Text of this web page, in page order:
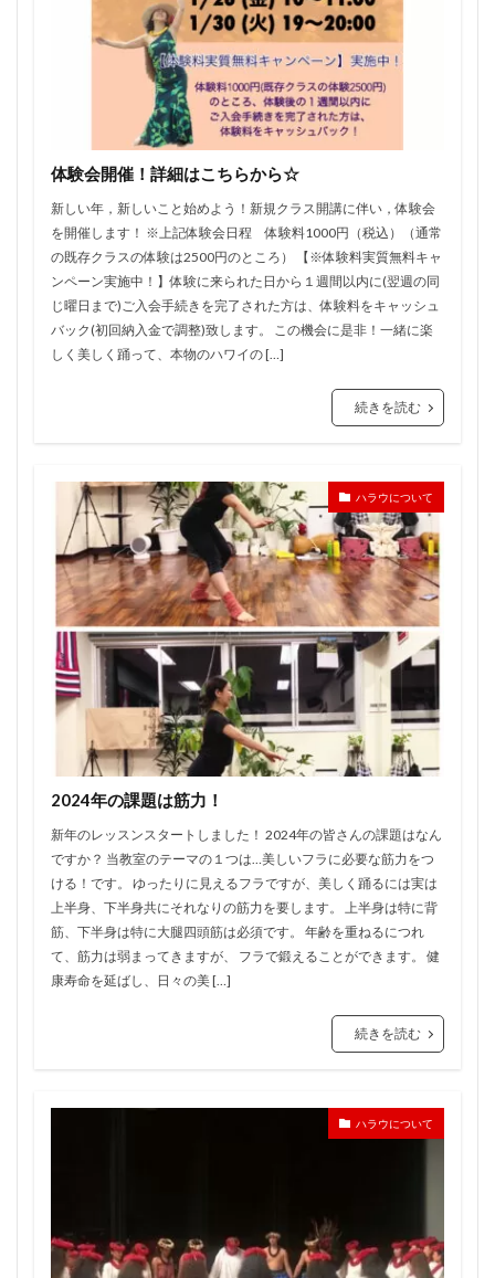
体験会開催！詳細はこちらから☆
新しい年，新しいこと始めよう！新規クラス開講に伴い，体験会
を開催します！ ※上記体験会日程 体験料1000円（税込）（通常
の既存クラスの体験は2500円のところ） 【※体験料実質無料キャ
ンペーン実施中！】体験に来られた日から１週間以内に(翌週の同
じ曜日まで)ご入会手続きを完了された方は、体験料をキャッシュ
バック(初回納入金で調整)致します。 この機会に是非！一緒に楽
しく美しく踊って、本物のハワイの […]
続きを読む
ハラウについて
2024年の課題は筋力！
新年のレッスンスタートしました！ 2024年の皆さんの課題はなん
ですか？ 当教室のテーマの１つは…美しいフラに必要な筋力をつ
ける！です。 ゆったりに見えるフラですが、美しく踊るには実は
上半身、下半身共にそれなりの筋力を要します。 上半身は特に背
筋、下半身は特に大腿四頭筋は必須です。 年齢を重ねるにつれ
て、筋力は弱まってきますが、 フラで鍛えることができます。 健
康寿命を延ばし、日々の美 […]
続きを読む
ハラウについて